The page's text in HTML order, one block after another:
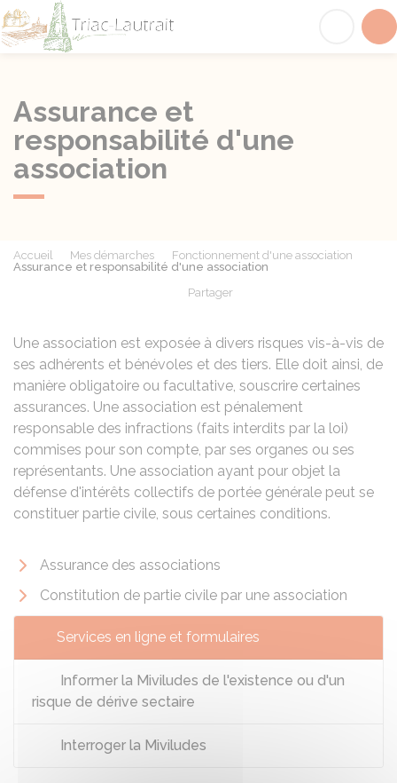
Assurance et
responsabilité d'une
association
Accueil Mes démarches
Fonctionnement d'une association
Assurance et responsabilité d'une association
Partager
Une association est exposée à divers risques vis-à-vis de
ses adhérents et bénévoles et des tiers. Elle doit ainsi, de
manière obligatoire ou facultative, souscrire certaines
assurances. Une association est pénalement
responsable des infractions (faits interdits par la loi)
commises pour son compte, par ses organes ou ses
représentants. Une association ayant pour objet la
défense d'intérêts collectifs de portée générale peut se
constituer partie civile, sous certaines conditions.
Assurance des associations
Constitution de partie civile par une association
Services en ligne et formulaires
Informer la Miviludes de l'existence ou d'un
risque de dérive sectaire
Interroger la Miviludes